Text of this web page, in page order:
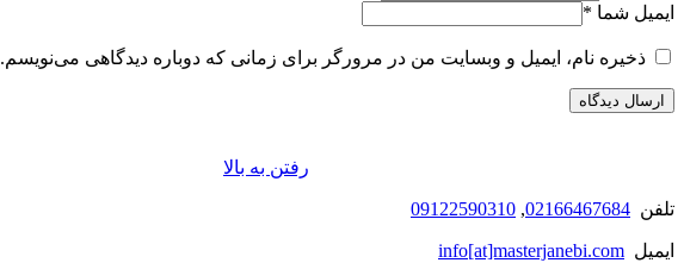
ایمیل شما *
ذخیره نام، ایمیل و وبسایت من در مرورگر برای زمانی که دوباره دیدگاهی می‌نویسم.
رفتن به بالا
تلفن 02166467684
,
09122590310
ایمیل info[at]masterjanebi.com